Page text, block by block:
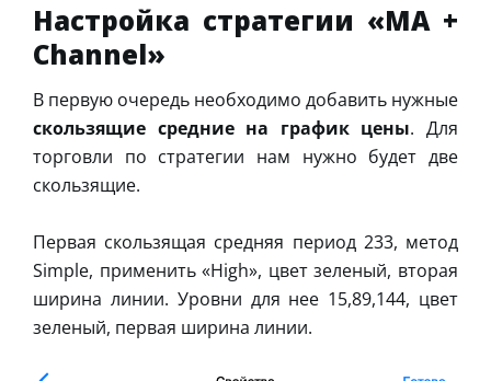
Настройка стратегии «MA +
Channel»
В первую очередь необходимо добавить нужные
скользящие средние на график цены. Для
торговли по стратегии нам нужно будет две
скользящие.
Первая скользящая средняя период 233, метод
Simple, применить «High», цвет зеленый, вторая
ширина линии. Уровни для нее 15,89,144, цвет
зеленый, первая ширина линии.